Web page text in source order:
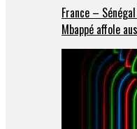
France –
Mbappé affole